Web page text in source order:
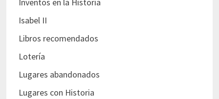
Inventos en la Historia
Isabel II
Libros recomendados
Lotería
Lugares abandonados
Lugares con Historia